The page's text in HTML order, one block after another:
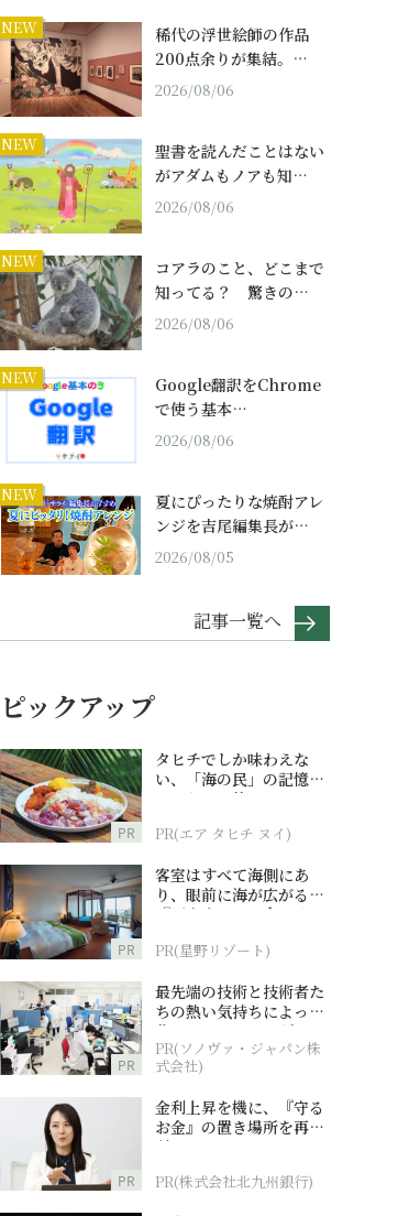
NEW
稀代の浮世絵師の作品
200点余りが集結。…
2026/08/06
NEW
聖書を読んだことはない
がアダムもノアも知…
2026/08/06
NEW
コアラのこと、どこまで
知ってる？ 驚きの…
2026/08/06
NEW
Google翻訳をChrome
で使う基本…
2026/08/06
NEW
夏にぴったりな焼酎アレ
ンジを吉尾編集長が…
2026/08/05
記事一覧へ
ピックアップ
PR
タヒチでしか味わえな
い、「海の民」の記憶へ
とつながる旅
PR(エア タヒチ ヌイ)
PR
客室はすべて海側にあ
り、眼前に海が広がる
『西表島ホテル by 星野
PR(星野リゾート)
PR
最先端の技術と技術者た
ちの熱い気持ちによって
作られているオーダーメ
イド補聴器
PR(ソノヴァ・ジャパン株
式会社)
PR
金利上昇を機に、『守る
お金』の置き場所を再検
討
PR(株式会社北九州銀行)